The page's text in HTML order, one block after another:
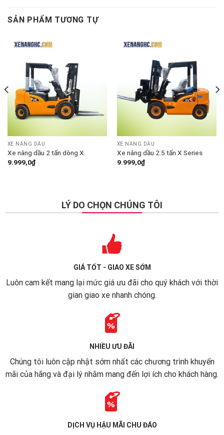
SẢN PHẨM TƯƠNG TỰ
XE NÂNG DẦU
Xe nâng dầu 2 tấn dòng X
9.999,0₫
XE NÂNG DẦU
Xe nâng dầu 2.5 tấn X Series
9.999,0₫
LÝ DO CHỌN CHÚNG TÔI
GIÁ TỐT - GIAO XE SỚM
Luôn cam kết mang lại mức giá ưu đãi cho quý khách với thời
gian giao xe nhanh chóng.
NHIỀU ƯU ĐÃI
Chúng tôi luôn cập nhật sớm nhất các chương trình khuyến
mãi của hãng và đại lý nhằm mang đến lợi ích cho khách hàng.
DỊCH VỤ HẬU MÃI CHU ĐÁO